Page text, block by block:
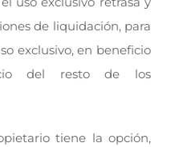
de liquidación, para
exclusivo, en beneficio
del resto de los
tiene la opción,